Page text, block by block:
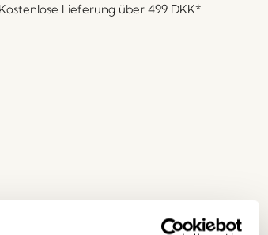
Kostenlose Lieferung über 499 DKK*